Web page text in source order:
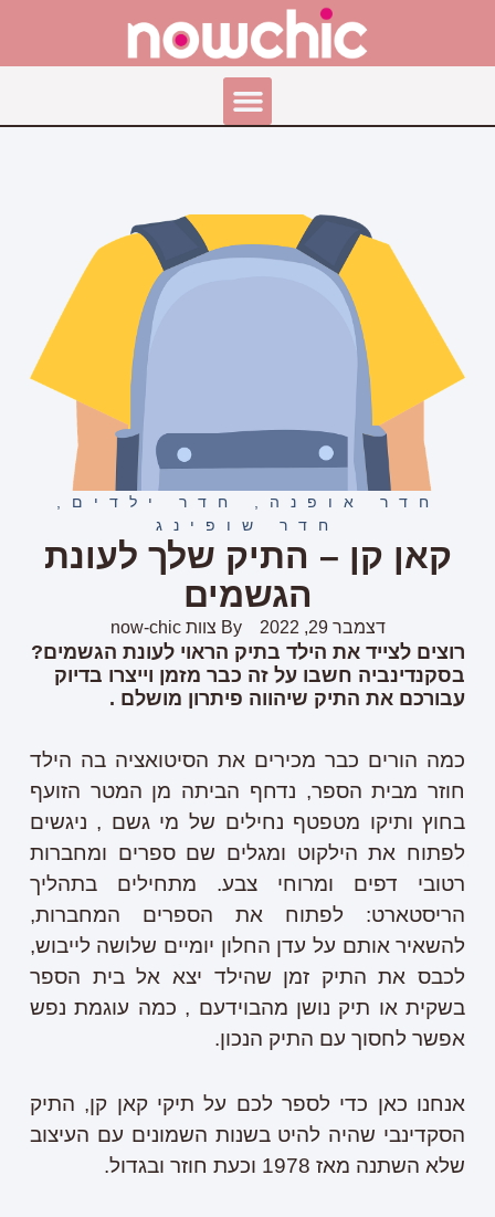
חדר אופנה חדר ילדים
חדר שופינג
קאן קן – התיק שלך לעונת
הגשמים
דצמבר 29, 2022 By צוות now-chic
רוצים לצייד את הילד בתיק הראוי לעונת הגשמים?
בסקנדינביה חשבו על זה כבר מזמן וייצרו בדיוק
עבורכם את התיק שיהווה פיתרון מושלם .
כמה הורים כבר מכירים את הסיטואציה בה הילד
חוזר מבית הספר, נדחף הביתה מן המטר הזועף
בחוץ ותיקו מטפטף נחילים של מי גשם , ניגשים
לפתוח את הילקוט ומגלים שם ספרים ומחברות
רטובי דפים ומרוחי צבע. מתחילים בתהליך
הריסטארט: לפתוח את הספרים המחברות,
להשאיר אותם על עדן החלון יומיים שלושה לייבוש,
לכבס את התיק זמן שהילד יצא אל בית הספר
בשקית או תיק נושן מהבוידעם , כמה עוגמת נפש
אפשר לחסוך עם התיק הנכון.
אנחנו כאן כדי לספר לכם על תיקי קאן קן, התיק
הסקדינבי שהיה להיט בשנות השמונים עם העיצוב
שלא השתנה מאז 1978 וכעת חוזר ובגדול.